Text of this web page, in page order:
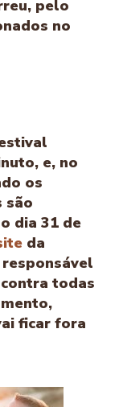
pelo
no
e, no
os
são
dia 31 de
da
todas
ficar fora